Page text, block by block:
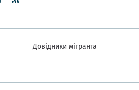
Довідники мігранта